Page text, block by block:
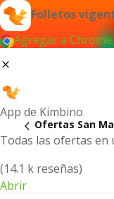
Folletos
Agregar a Chrome
App de Kimbino
Todas las ofertas en
(14.1 k reseñas)
Abrir
Ofertas San